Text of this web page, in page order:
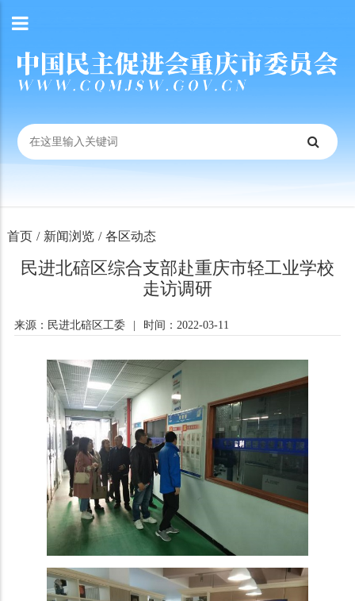
首页 / 新闻浏览 / 各区动态
民进北碚区综合支部赴重庆市轻工业学校
走访调研
来源：民进北碚区工委 时间：2022-03-11